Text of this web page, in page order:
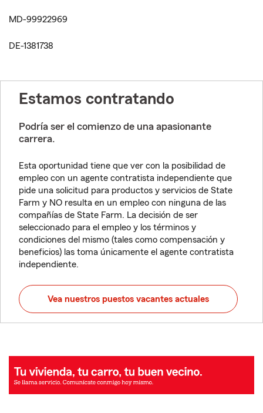
MD-99922969
DE-1381738
Estamos contratando
Podría ser el comienzo de una apasionante
carrera.
Esta oportunidad tiene que ver con la posibilidad de
empleo con un agente contratista independiente que
pide una solicitud para productos y servicios de State
Farm y NO resulta en un empleo con ninguna de las
compañías de State Farm. La decisión de ser
seleccionado para el empleo y los términos y
condiciones del mismo (tales como compensación y
beneficios) las toma únicamente el agente contratista
independiente.
Vea nuestros puestos vacantes actuales